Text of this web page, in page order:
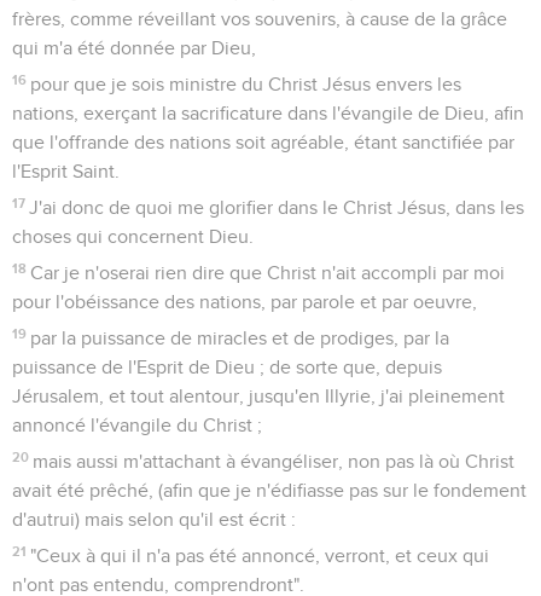
frères, comme réveillant vos souvenirs, à cause de la grâce
qui m'a été donnée par Dieu,
16 pour que je sois ministre du Christ Jésus envers les
nations, exerçant la sacrificature dans l'évangile de Dieu, afin
que l'offrande des nations soit agréable, étant sanctifiée par
l'Esprit Saint.
17 J'ai donc de quoi me glorifier dans le Christ Jésus, dans les
choses qui concernent Dieu.
18 Car je n'oserai rien dire que Christ n'ait accompli par moi
pour l'obéissance des nations, par parole et par oeuvre,
19 par la puissance de miracles et de prodiges, par la
puissance de l'Esprit de Dieu ; de sorte que, depuis
Jérusalem, et tout alentour, jusqu'en Illyrie, j'ai pleinement
annoncé l'évangile du Christ ;
20 mais aussi m'attachant à évangéliser, non pas là où Christ
avait été prêché, (afin que je n'édifiasse pas sur le fondement
d'autrui) mais selon qu'il est écrit :
21 "Ceux à qui il n'a pas été annoncé, verront, et ceux qui
n'ont pas entendu, comprendront".